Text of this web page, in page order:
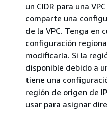
un CIDR para una
comparte una
de la VPC. Tenga en
configuración
modificarla. Si la
disponible debido a
tiene una
región de origen de
usar para asignar